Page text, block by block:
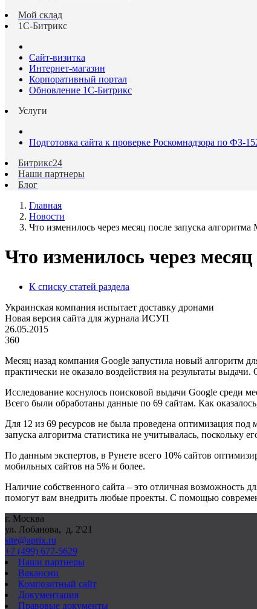
Мой склад
1С-Битрикс
Сайт-визитка
Интернет-магазин
Корпоративный портал
Обновление 1С-Битрикс
Услуги
Подготовка сайта к проверке Роскомнадзора по ФЗ-
Битрикс24
Наши партнеры
Блог
Главная
Новости
Что изменилось через месяц после запуска
Что изменилось через
К списку статей раздела
Украинская компания испытает доставку дронами
Новая версия сайта для журнала ИСУП
26.05.2015
360
Месяц назад компания Google запустила новый алгоритм
практически не оказало воздействия на результаты
Исследование коснулось поисковой выдачи Google среди
Всего были обработаны данные по 69 сайтам. Как
Для 12 из 69 ресурсов не была проведена оптимизация
запуска алгоритма статистика не учитывалась, поскольку
По данным экспертов, в Рунете всего 10% сайтов
мобильных сайтов на 5% и более.
Наличие собственного сайта – это отличная возможность
помогут вам внедрить любые проекты. С помощью
г. Москва
ул. Лобанова, д. 2\21
site@aprix.ru
+7 (499) 677-5629
Наши партнеры
Вакансии
Композитный сайт
Документация
Правовые документы